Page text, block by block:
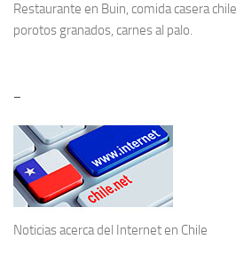
Restaurante en Buin, comida casera
porotos granados, carnes al palo.
–
Noticias acerca del Internet en Chile